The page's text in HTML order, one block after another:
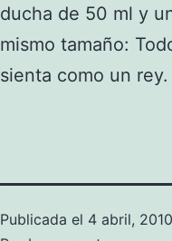
ducha de 50 ml y
mismo tamaño:
sienta como un rey.
Publicada el 4 abril, 2010